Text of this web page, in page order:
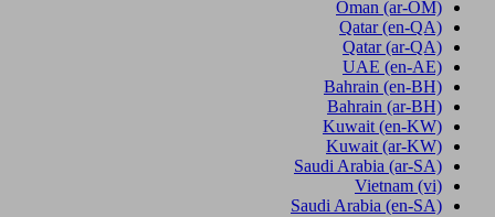
Oman (ar-OM)
Qatar (en-QA)
Qatar (ar-QA)
UAE (en-AE)
Bahrain (en-BH)
Bahrain (ar-BH)
Kuwait (en-KW)
Kuwait (ar-KW)
Saudi Arabia (ar-SA)
Vietnam (vi)
Saudi Arabia (en-SA)